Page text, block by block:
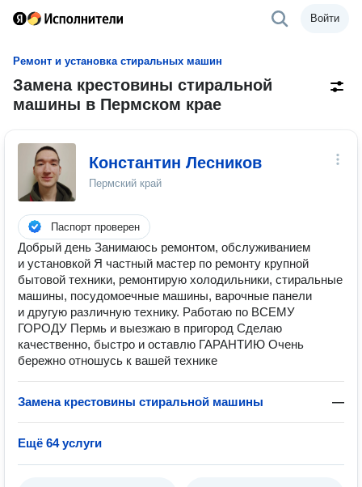
Войти
Ремонт и установка стиральных машин
Замена крестовины стиральной
машины в Пермском крае
Константин Лесников
Пермский край
Паспорт проверен
Добрый день Занимаюсь ремонтом, обслуживанием
и установкой Я частный мастер по ремонту крупной
бытовой техники, ремонтирую холодильники, стиральные
машины, посудомоечные машины, варочные панели
и другую различную технику. Работаю по ВСЕМУ
ГОРОДУ Пермь и выезжаю в пригород Сделаю
качественно, быстро и оставлю ГАРАНТИЮ Очень
бережно отношусь к вашей технике
Замена крестовины стиральной машины —
Ещё 64 услуги